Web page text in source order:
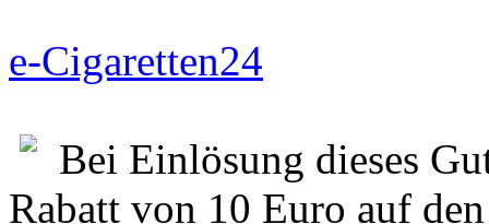
e-Cigaretten24
Bei Einlösung dieses
Rabatt von 10 Euro auf